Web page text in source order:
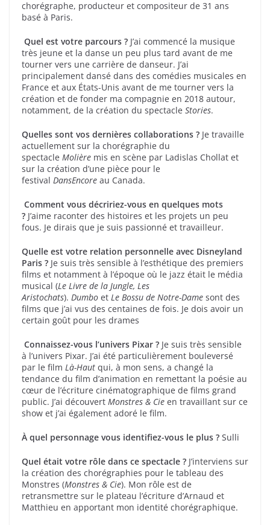
chorégraphe, producteur et compositeur de 31 ans
basé à Paris.
Quel est votre parcours ? J’ai commencé la musique
très jeune et la danse un peu plus tard avant de me
tourner vers une carrière de danseur. J’ai
principalement dansé dans des comédies musicales en
France et aux États-Unis avant de me tourner vers la
création et de fonder ma compagnie en 2018 autour,
notamment, de la création du spectacle Stories.
Quelles sont vos dernières collaborations ? Je travaille
actuellement sur la chorégraphie du
spectacle Molière mis en scène par Ladislas Chollat et
sur la création d’une pièce pour le
festival DansEncore au Canada.
Comment vous décririez-vous en quelques mots
? J’aime raconter des histoires et les projets un peu
fous. Je dirais que je suis passionné et travailleur.
Quelle est votre relation personnelle avec Disneyland
Paris ? Je suis très sensible à l’esthétique des premiers
films et notamment à l’époque où le jazz était le média
musical (Le Livre de la Jungle, Les
Aristochats). Dumbo et Le Bossu de Notre-Dame sont des
films que j’ai vus des centaines de fois. Je dois avoir un
certain goût pour les drames
Connaissez-vous l’univers Pixar ? Je suis très sensible
à l’univers Pixar. J’ai été particulièrement bouleversé
par le film Là-Haut qui, à mon sens, a changé la
tendance du film d’animation en remettant la poésie au
cœur de l’écriture cinématographique de films grand
public. J’ai découvert Monstres & Cie en travaillant sur ce
show et j’ai également adoré le film.
À quel personnage vous identifiez-vous le plus ? Sulli
Quel était votre rôle dans ce spectacle ? J’interviens sur
la création des chorégraphies pour le tableau des
Monstres (Monstres & Cie). Mon rôle est de
retransmettre sur le plateau l’écriture d’Arnaud et
Matthieu en apportant mon identité chorégraphique.